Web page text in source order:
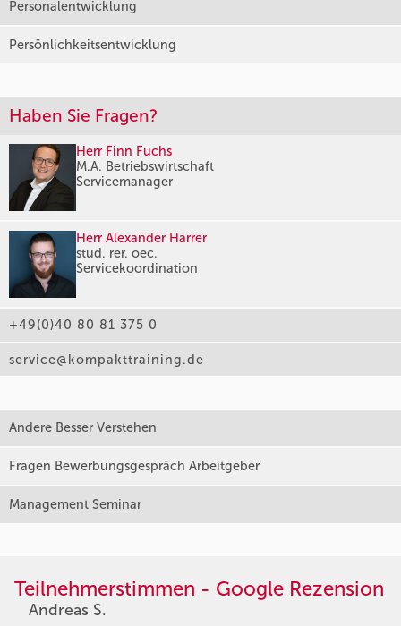
Personalentwicklung
Persönlichkeitsentwicklung
Haben Sie Fragen?
Herr Finn Fuchs
M.A. Betriebswirtschaft
Servicemanager
Herr Alexander Harrer
stud. rer. oec.
Servicekoordination
+49(0)40 80 81 375 0
service@kompakttraining.de
Andere Besser Verstehen
Fragen Bewerbungsgespräch Arbeitgeber
Management Seminar
Teilnehmerstimmen - Google Rezension
Andreas S.